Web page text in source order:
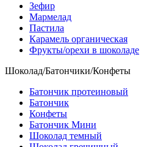
Зефир
Мармелад
Пастила
Карамель органическая
Фрукты/орехи в шоколаде
Шоколад/Батончики/Конфеты
Батончик протеиновый
Батончик
Конфеты
Батончик Мини
Шоколад темный